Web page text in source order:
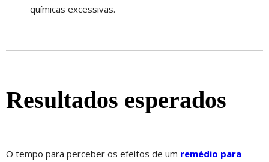
químicas excessivas.
Resultados esperados
O tempo para perceber os efeitos de um remédio para